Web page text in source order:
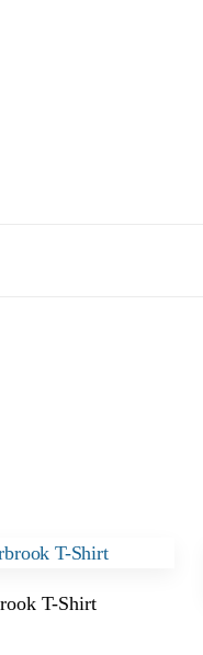
T-Shirt